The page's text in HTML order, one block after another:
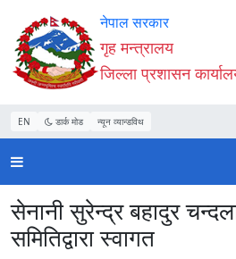
Accessibility
Mode
सुरु
गर्नुहोस्
सामाग्री
पढ्नुहाेस्
नेभिगेसन
पढ्नुहाेस्
वेबसाइट
खोजमा
जानुहोस्
नेपाल सरकार
गृह मन्त्रालय
जिल्ला प्रशासन
EN डार्क मोड न्यून व्यान्डविथ
सेनानी सुरेन्द्र बहादुर
समितिद्वारा स्वागत